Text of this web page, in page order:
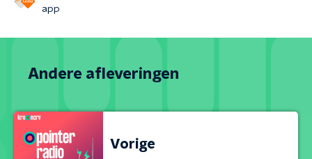
app
Andere afleveringen
Vorige